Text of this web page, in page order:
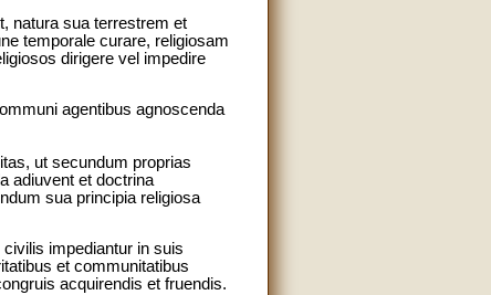
natura sua terrestrem et
temporale curare, religiosam
dirigere vel impedire
agentibus agnoscenda
ut secundum proprias
adiuvent et doctrina
sua principia religiosa
impediantur in suis
et communitatibus
acquirendis et fruendis.